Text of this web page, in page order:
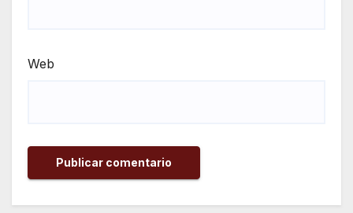
Web